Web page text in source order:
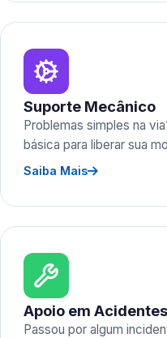
Suporte Mecânico
Problemas simples na
básica para liberar sua
Saiba Mais
Apoio em Acidentes
Passou por algum